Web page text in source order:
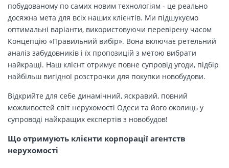
побудованому по самих новим технологіям - це реально
досяжна мета для всіх наших клієнтів. Ми підшукуємо
оптимальні варіанти, використовуючи перевірену часом
Концепцію «Правильний вибір». Вона включає ретельний
аналіз забудовників і їх пропозицій з метою вибрати
найкращі. Наш клієнт отримує повне супровід угоди, підбір
найбільш вигідної розстрочки для покупки новобудови.
Відкрийте для себе динамічний, яскравий, повний
можливостей світ нерухомості Одеси та його околиць у
супроводі найкращих експертів з новобудов!
Що отримують клієнти корпорації агентств
нерухомості